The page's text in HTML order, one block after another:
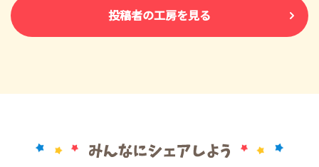
投稿者の工房を見る